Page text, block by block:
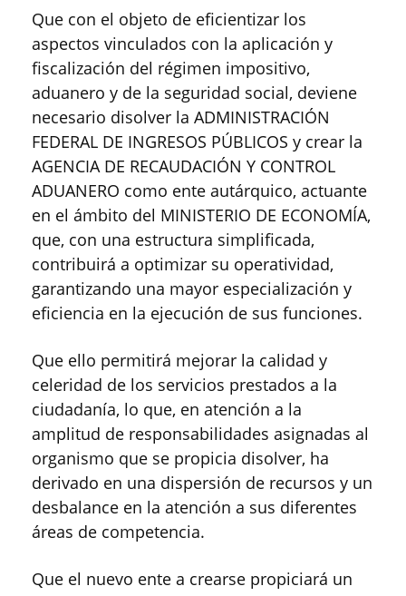
Que con el objeto de eficientizar los
aspectos vinculados con la aplicación y
fiscalización del régimen impositivo,
aduanero y de la seguridad social, deviene
necesario disolver la ADMINISTRACIÓN
FEDERAL DE INGRESOS PÚBLICOS y crear la
AGENCIA DE RECAUDACIÓN Y CONTROL
ADUANERO como ente autárquico, actuante
en el ámbito del MINISTERIO DE ECONOMÍA,
que, con una estructura simplificada,
contribuirá a optimizar su operatividad,
garantizando una mayor especialización y
eficiencia en la ejecución de sus funciones.
Que ello permitirá mejorar la calidad y
celeridad de los servicios prestados a la
ciudadanía, lo que, en atención a la
amplitud de responsabilidades asignadas al
organismo que se propicia disolver, ha
derivado en una dispersión de recursos y un
desbalance en la atención a sus diferentes
áreas de competencia.
Que el nuevo ente a crearse propiciará un